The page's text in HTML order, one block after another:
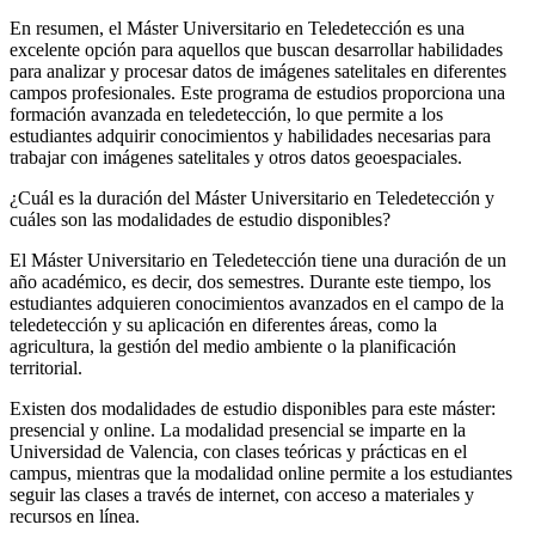
En resumen, el Máster Universitario en Teledetección es una
excelente opción para aquellos que buscan desarrollar habilidades
para analizar y procesar datos de imágenes satelitales en diferentes
campos profesionales. Este programa de estudios proporciona una
formación avanzada en teledetección, lo que permite a los
estudiantes adquirir conocimientos y habilidades necesarias para
trabajar con imágenes satelitales y otros datos geoespaciales.
¿Cuál es la duración del Máster Universitario en Teledetección y
cuáles son las modalidades de estudio disponibles?
El Máster Universitario en Teledetección tiene una duración de un
año académico, es decir, dos semestres. Durante este tiempo, los
estudiantes adquieren conocimientos avanzados en el campo de la
teledetección y su aplicación en diferentes áreas, como la
agricultura, la gestión del medio ambiente o la planificación
territorial.
Existen dos modalidades de estudio disponibles para este máster:
presencial y online. La modalidad presencial se imparte en la
Universidad de Valencia, con clases teóricas y prácticas en el
campus, mientras que la modalidad online permite a los estudiantes
seguir las clases a través de internet, con acceso a materiales y
recursos en línea.